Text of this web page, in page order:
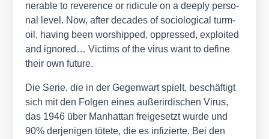
nerable to rever­ence or ridi­cu­le on a deep­ly per­so­
nal level. Now, after deca­des of socio­lo­gi­cal turm­
oil, having been wor­ship­ped, oppres­sed, exploi­ted
and igno­red… Vic­tims of the virus want to defi­ne
their own future.
Die Serie, die in der Gegen­wart spielt, beschäf­tigt
sich mit den Fol­gen eines außer­ir­di­schen Virus,
das 1946 über Man­hat­tan frei­ge­setzt wur­de und
90% der­je­ni­gen töte­te, die es infi­zier­te. Bei den